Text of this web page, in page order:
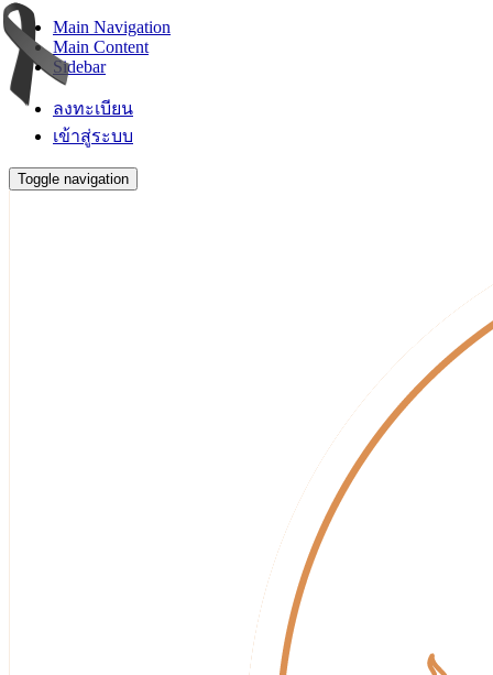
Main Navigation
Main Content
Sidebar
ลงทะเบียน
เข้าสู่ระบบ
Toggle navigation